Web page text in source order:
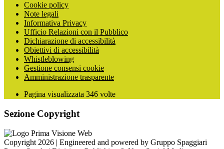
Cookie policy
Note legali
Informativa Privacy
Ufficio Relazioni con il Pubblico
Dichiarazione di accessibilità
Obiettivi di accessibilità
Whistleblowing
Gestione consensi cookie
Amministrazione trasparente
Pagina visualizzata 346 volte
Sezione Copyright
Copyright 2026 | Engineered and powered by Gruppo Spaggiari